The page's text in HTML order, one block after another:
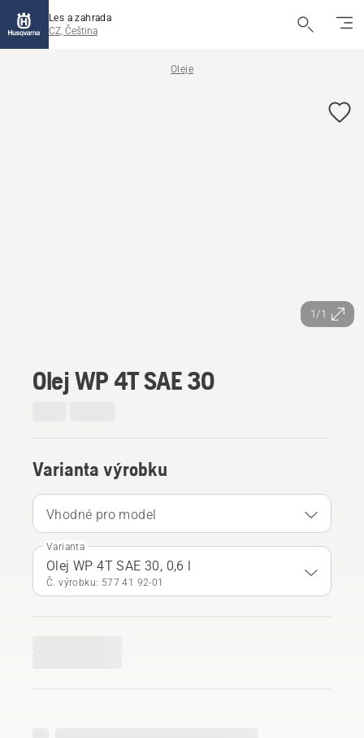
Les a zahrada
CZ, Čeština
Oleje
1/1
Olej WP 4T SAE 30
Varianta výrobku
Vhodné pro model
Varianta
Olej WP 4T SAE 30, 0,6 l
Č. výrobku: 577 41 92‑01